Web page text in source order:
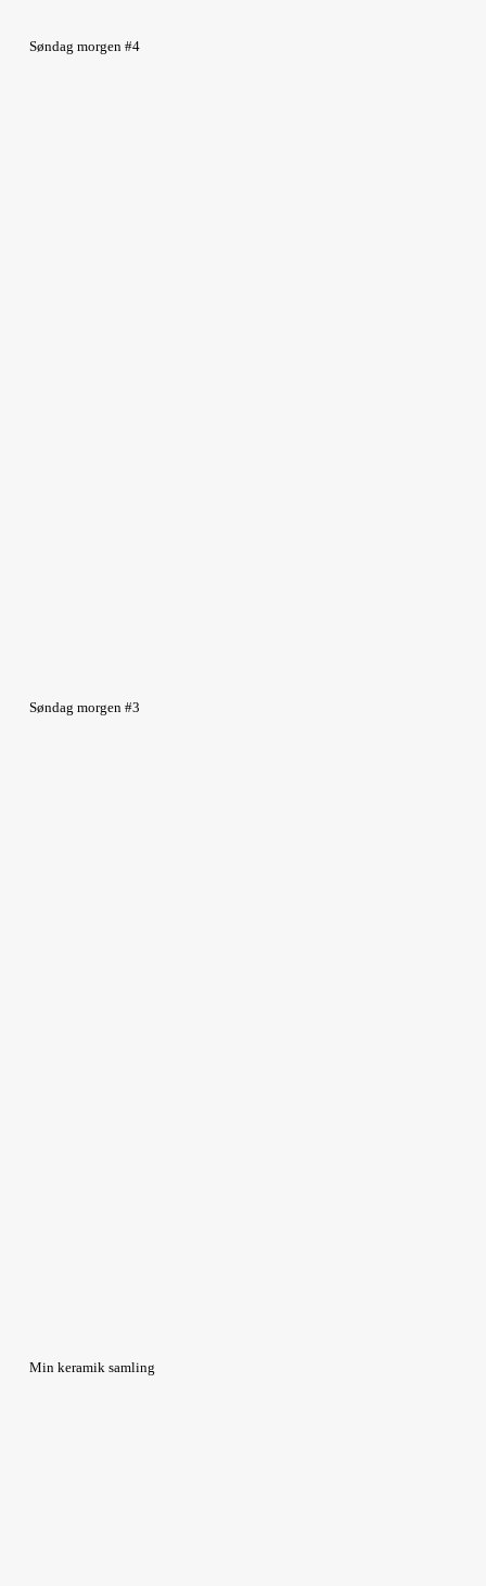
Søndag morgen #4
Søndag morgen #3
Min keramik samling